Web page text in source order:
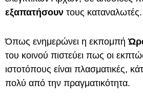
εξαπατήσουν τους καταναλωτές.
Όπως ενημερώνει η εκπομπή
του κοινού πιστεύει πως οι
ιστοτόπους είναι πλασματικές,
πολύ από την πραγματικότητα.